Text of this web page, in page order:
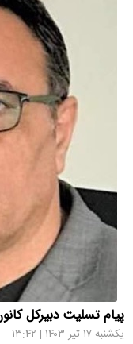
پیام تسلیت دبیرکل
یکشنبه ۱۷ تیر ۱۴۰۳ | ۱۳:۴۲